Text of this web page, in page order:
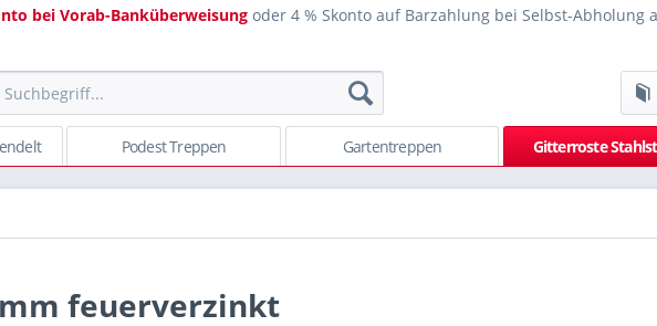
bei Vorab-Banküberweisung oder 4 % Skonto auf Barzahlung bei Selbst-Abholung
Podest Treppen Gartentreppen Gitterroste
feuerverzinkt